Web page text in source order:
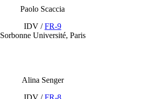
Paolo Scaccia
IDV /FR-9
Sorbonne Université, Paris
Alina Senger